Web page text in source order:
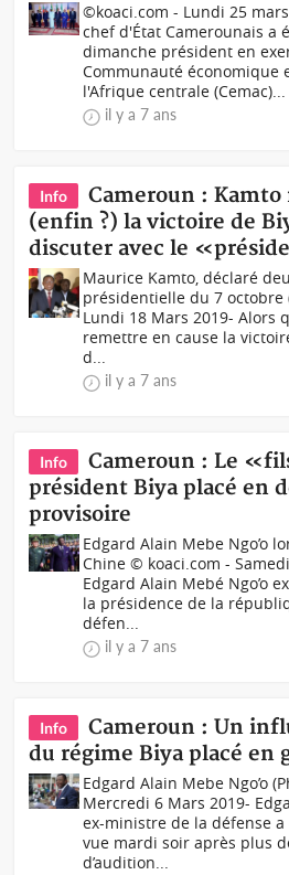
©koaci.com - Lundi 25
chef d'État Camerounais a
dimanche président en
Communauté économique
l'Afrique centrale (Cemac)...
il y a 7 ans
Info
Cameroun :
(enfin ?) la victoire de
discuter avec le
Maurice Kamto, déclaré
présidentielle du 7 octobre
Lundi 18 Mars 2019- Alors
remettre en cause la
d...
il y a 7 ans
Info
Cameroun : Le
président Biya placé en
provisoire
Edgard Alain Mebe Ngo’o
Chine © koaci.com -
Edgard Alain Mebé Ngo’o
la présidence de la
défen...
il y a 7 ans
Info
Cameroun : Un
du régime Biya placé en
Edgard Alain Mebe Ngo’o
Mercredi 6 Mars 2019-
ex-ministre de la défense
vue mardi soir après plus
d’audition...